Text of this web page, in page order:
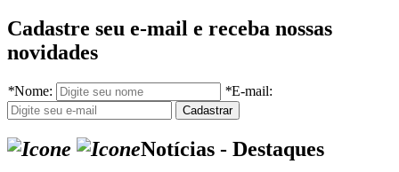
Cadastre seu e-mail e receba nossas
novidades
*Nome: *E-mail:
Notícias - Destaques